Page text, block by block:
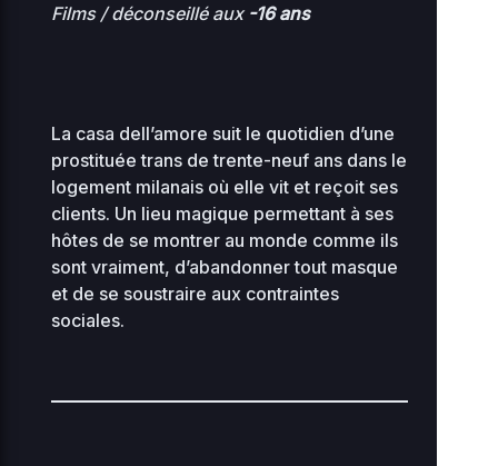
Films / déconseillé aux -16 ans
La casa dell’amore suit le quotidien d’une
prostituée trans de trente-neuf ans dans le
logement milanais où elle vit et reçoit ses
clients. Un lieu magique permettant à ses
hôtes de se montrer au monde comme ils
sont vraiment, d’abandonner tout masque
et de se soustraire aux contraintes
sociales.